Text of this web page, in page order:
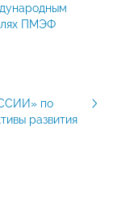
ПМЭФ
по
развития